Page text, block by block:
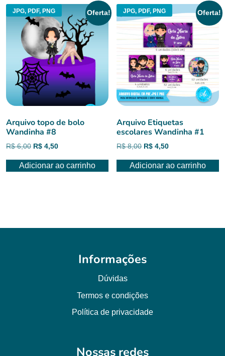
JPG, PDF, PNG Oferta!
Arquivo topo de bolo
Wandinha #8
R$6,00 O
original
R$ 4,50O
atual
Adicionar ao carrinho
JPG, PDF, PNG Oferta!
Arquivo Etiquetas
escolares Wandinha #1
R$8,00 O
original
R$ 4,50O
atual
Adicionar ao carrinho
Informações
Dúvidas
Termos e condições
Política de privacidade
Nossas redes